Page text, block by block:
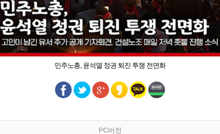
민주노총, 윤석열 정권 퇴진 투쟁 전면화
PC버전